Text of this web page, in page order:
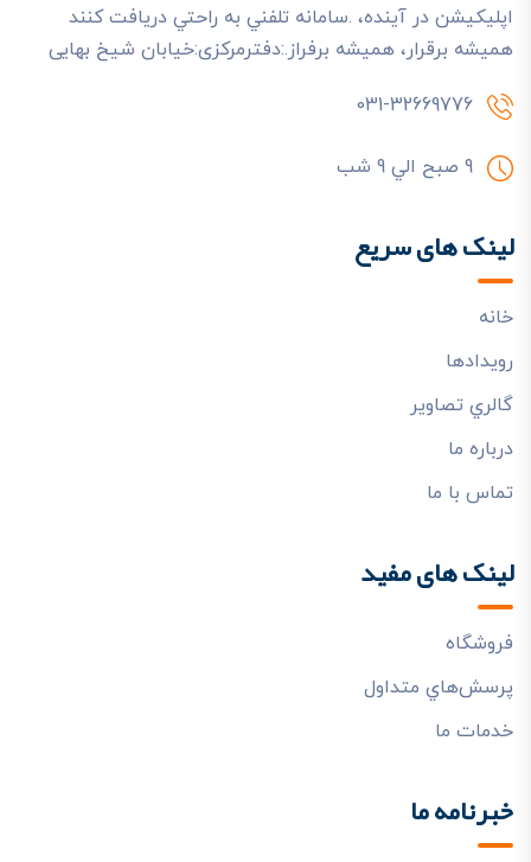
اپليکيشن در آينده، .سامانه تلفني به راحتي دريافت کنند
هميشه برقرار، هميشه برفراز.:دفترمرکزی:خیابان شیخ بهایی
031-32669776
9 صبح الي 9 شب
لینک های سریع
خانه
رويدادها
گالري تصاوير
درباره ما
تماس با ما
لینک های مفید
فروشگاه
پرسش‌هاي متداول
خدمات ما
خبرنامه ما